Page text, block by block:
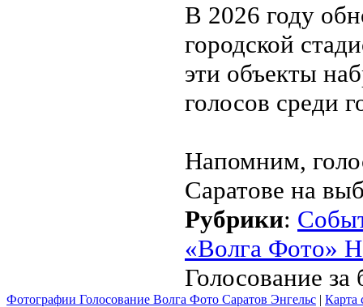
В 2026 году
городской
эти объекты
голосов среди
Напомним,
Саратове на
Рубрики:
«Волга Фото»
Голосование за
Фотографии Голосование Волга Фото Саратов Энгельс | Карта